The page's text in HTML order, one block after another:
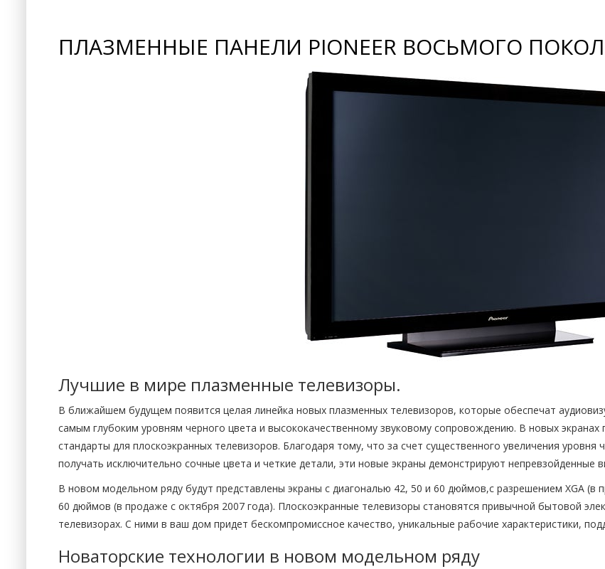
ПЛАЗМЕННЫЕ ПАНЕЛИ PIONEER ВОСЬМОГО
Лучшие в мире плазменные телевизоры.
В ближайшем будущем появится целая линейка новых плазменных телевизоров, которые обеспечат
самым глубоким уровням черного цвета и высококачественному звуковому сопровождению. В новых
стандарты для плоскоэкранных телевизоров. Благодаря тому, что за счет существенного увеличения уровня
получать исключительно сочные цвета и четкие детали, эти новые экраны демонстрируют непревзойденные
В новом модельном ряду будут представлены экраны с диагональю 42, 50 и 60 дюймов,с разрешением XGA (в
60 дюймов (в продаже с октября 2007 года). Плоскоэкранные телевизоры становятся привычной бытовой
телевизорах. С ними в ваш дом придет бескомпромиссное качество, уникальные рабочие характеристики,
Новаторские технологии в новом модельном ряду